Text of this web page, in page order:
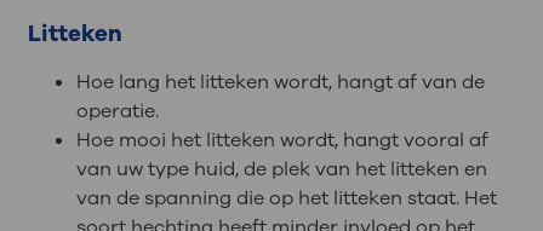
Litteken
Hoe lang het litteken wordt, hangt af van de
operatie.
Hoe mooi het litteken wordt, hangt vooral af
van uw type huid, de plek van het litteken en
van de spanning die op het litteken staat. Het